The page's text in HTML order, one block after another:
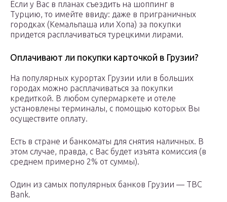
Если у Вас в планах съездить на шоппинг в
Турцию, то имейте ввиду: даже в приграничных
городках (Кемальпаша или Хопа) за покупки
придется расплачиваться турецкими лирами.
Оплачивают ли покупки карточкой в Грузии?
На популярных курортах Грузии или в больших
городах можно расплачиваться за покупки
кредиткой. В любом супермаркете и отеле
установлены терминалы, с помощью которых Вы
осуществите оплату.
Есть в стране и банкоматы для снятия наличных. В
этом случае, правда, с Вас будет изъята комиссия (в
среднем примерно 2% от суммы).
Один из самых популярных банков Грузии — TBC
Bank.